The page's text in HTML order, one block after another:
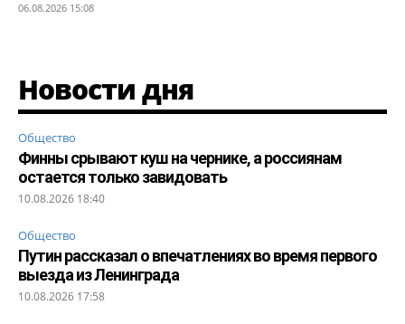
06.08.2026 15:08
Новости дня
Общество
Финны срывают куш на чернике, а россиянам
остается только завидовать
10.08.2026 18:40
Общество
Путин рассказал о впечатлениях во время первого
выезда из Ленинграда
10.08.2026 17:58